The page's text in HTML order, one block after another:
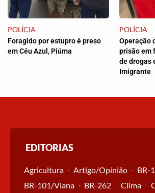
POLÍCIA
Foragido por estupro é preso
em Céu Azul, Piúma
POLÍCIA
Operação
prisão em
de drogas
Imigrante
EDITORIAS
Agricultura Artigo/Opinião
BR-
BR-101/Viana
BR-262 Clima